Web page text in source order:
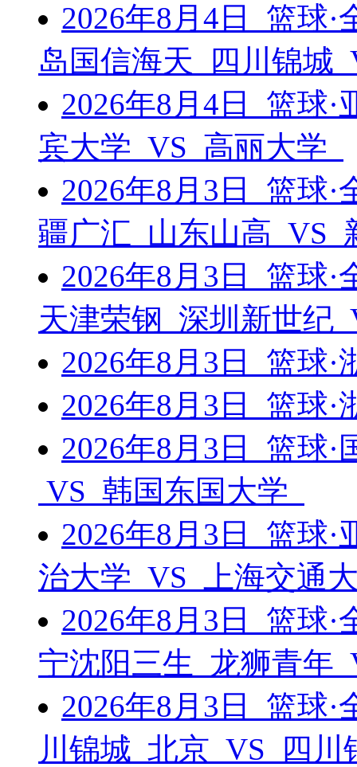
2026年8月4日 篮球·
岛国信海天 四川锦
2026年8月4日 篮球
宾大学 VS 高丽大学
2026年8月3日 篮球·
疆广汇 山东山高 VS
2026年8月3日 篮球·
天津荣钢 深圳新世
2026年8月3日 篮球
2026年8月3日 篮球
2026年8月3日 篮球
VS 韩国东国大学
2026年8月3日 篮球
治大学 VS 上海交通
2026年8月3日 篮球·
宁沈阳三生 龙狮青
2026年8月3日 篮球·
川锦城 北京 VS 四